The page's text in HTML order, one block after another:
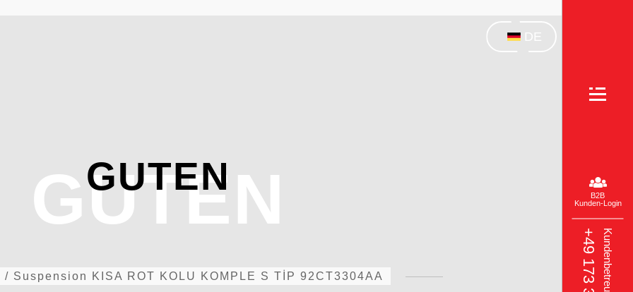
GUTEN
GUTEN
/ Suspension KISA ROT KOLU KOMPLE S TİP 92CT3304AA
B2B
Kunden-Login
Kundenbetreuung
DE